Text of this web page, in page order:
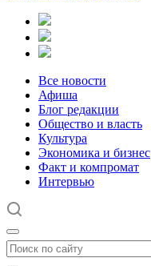
Все новости
Афиша
Блог редакции
Общество и власть
Культура
Экономика и бизнес
Факт и компромат
Интервью